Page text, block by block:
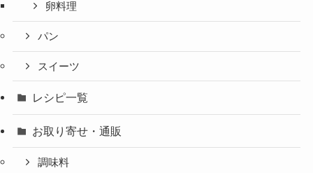
卵料理
パン
スイーツ
レシピ一覧
お取り寄せ・通販
調味料